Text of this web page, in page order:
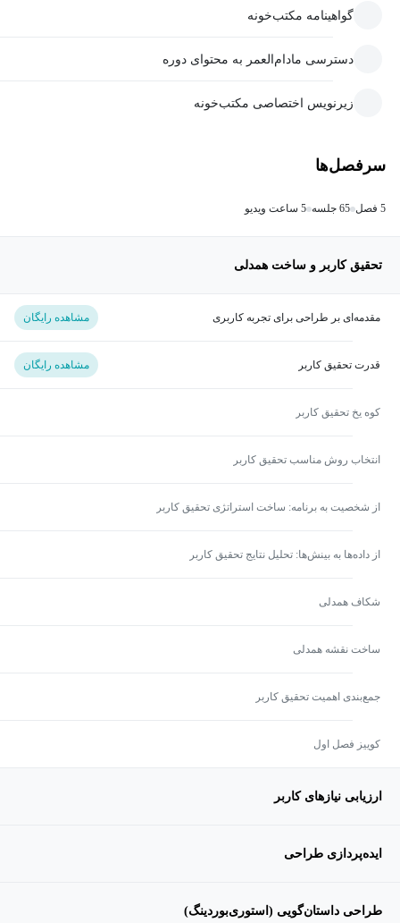
گواهینامه مکتب‌خونه
دسترسی مادام‌العمر به محتوای دوره
زیرنویس اختصاصی مکتب‌خونه
سرفصل‌ها
5 فصل 65 جلسه 5 ساعت ویدیو
تحقیق کاربر و ساخت همدلی
مقدمه‌ای بر طراحی برای تجربه کاربری مشاهده رایگان
قدرت تحقیق کاربر مشاهده رایگان
کوه یخ تحقیق کاربر
انتخاب روش مناسب تحقیق کاربر
از شخصیت به برنامه: ساخت استراتژی تحقیق کاربر
از داده‌ها به بینش‌ها: تحلیل نتایج تحقیق کاربر
شکاف همدلی
ساخت نقشه همدلی
جمع‌بندی اهمیت تحقیق کاربر
کوییز فصل اول
ارزیابی نیازهای کاربر
ایده‌پردازی طراحی
طراحی داستان‌گویی (استوری‌بوردینگ)